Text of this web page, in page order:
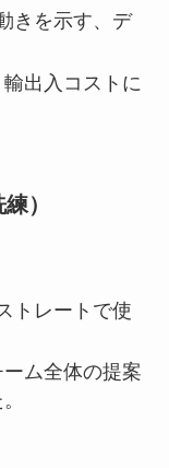
きを示す、デ
出入コストに
）
トレートで使
ム全体の提案